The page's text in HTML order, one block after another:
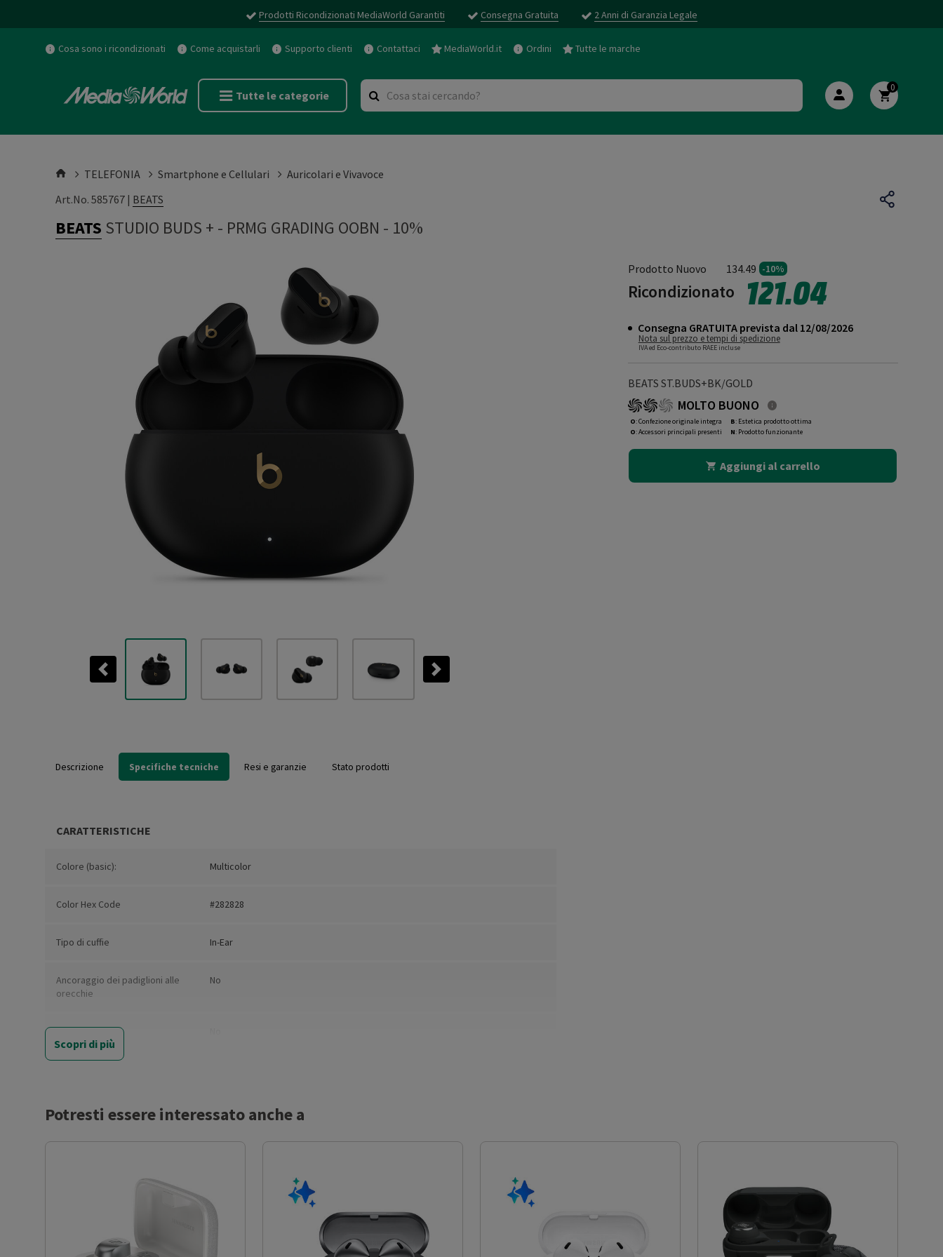
Prodotti Ricondizionati MediaWorld Garantiti Consegna Gratuita 2 Anni di Garanzia Legale
Cosa sono i ricondizionati Come acquistarli Supporto clienti Contattaci MediaWorld.it Ordini Tutte le marche
Tutte le categorie
0
TELEFONIA Smartphone e Cellulari
Auricolari e Vivavoce
Art.No. 585767 | BEATS
BEATS STUDIO BUDS + - PRMG GRADING OOBN - 10%
Previous Next
Prodotto Nuovo 134.49 -10%
Ricondizionato 121.04
Consegna GRATUITA prevista dal 12/08/2026
Nota sul prezzo e tempi di spedizione
IVA ed Eco-contributo RAEE incluse
BEATS ST.BUDS+BK/GOLD
MOLTO BUONO
O: Confezione originale integra
O: Accessori principali presenti
B: Estetica prodotto ottima
N: Prodotto funzionante
Aggiungi al carrello
Descrizione Specifiche tecniche Resi e garanzie Stato prodotti
CARATTERISTICHE
Colore (basic): Multicolor
Color Hex Code #282828
Tipo di cuffie In-Ear
Ancoraggio dei padiglioni alle
orecchie
No
Pieghevoli
Jack adattatore da 6,3 mm
Controllo volume Sì
No
Scopri di più
Potresti essere interessato anche a